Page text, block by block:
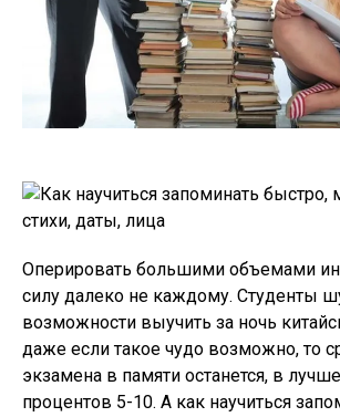
Оперировать большими объемами
силу далеко не каждому. Студенты
возможности выучить за ночь
даже если такое чудо возможно, то
экзамена в памяти останется, в
процентов 5-10. А как научиться